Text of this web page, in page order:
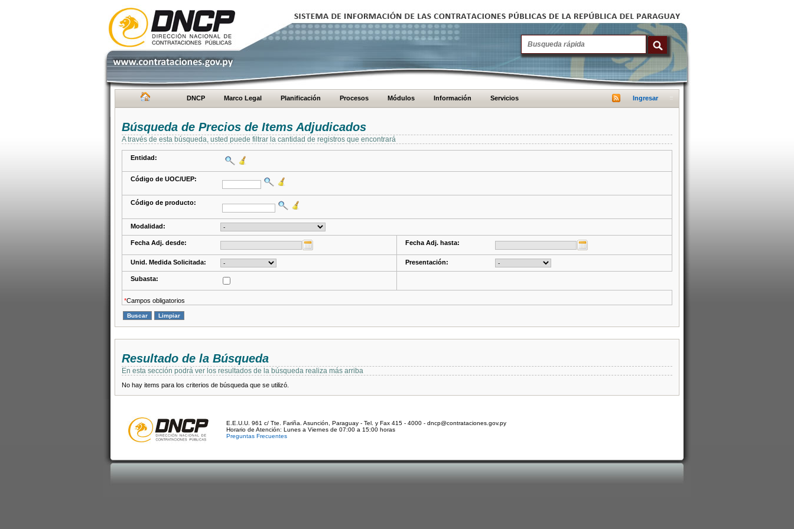
DNCP Marco Legal Planificación Procesos Módulos Información Servicios Ingresar
Búsqueda de Precios de Items Adjudicados
A través de esta búsqueda, usted puede filtrar la cantidad de registros que encontrará
Entidad:
Código de UOC/UEP:
Código de producto:
Modalidad:
Fecha Adj. desde: Fecha Adj. hasta:
Unid. Medida Solicitada: Presentación:
Subasta:
*Campos obligatorios
Resultado de la Búsqueda
En esta sección podrá ver los resultados de la búsqueda realiza más arriba
No hay items para los criterios de búsqueda que se utilizó.
E.E.U.U. 961 c/ Tte. Fariña. Asunción, Paraguay - Tel. y Fax 415 - 4000 - dncp@contrataciones.gov.py
Horario de Atención: Lunes a Viernes de 07:00 a 15:00 horas
Preguntas Frecuentes